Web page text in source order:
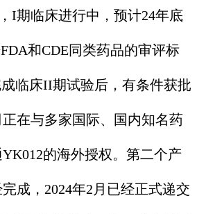
I期临床进行中，预计24年底
和CDE同类药品的审评标
临床II期试验后，有条件获批
正在与多家国际、国内知名药
的海外授权。第二个产
成，2024年2月已经正式递交